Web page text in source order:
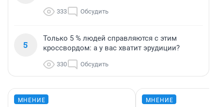
333 Обсудить
5
Только 5 % людей справляются с этим
кроссвордом: а у вас хватит эрудиции?
330 Обсудить
МНЕНИЕ МНЕНИЕ